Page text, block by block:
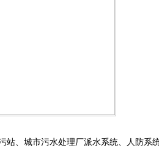
、城市污水处理厂派水系统、人防系